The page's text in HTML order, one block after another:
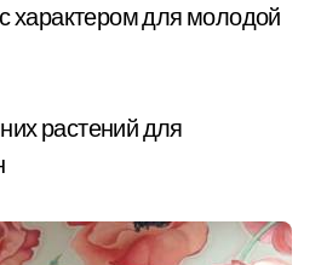
характером для молодой
растений для